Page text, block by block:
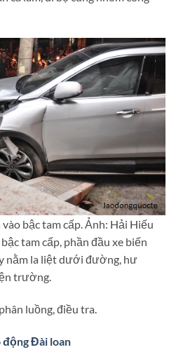
bậc tam cấp. Ảnh: Hải Hiếu
tam cấp, phần đầu xe biến
nằm la liệt dưới đường, hư
trường.
luồng, điều tra.
động Đài loan